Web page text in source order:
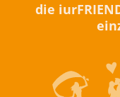
die